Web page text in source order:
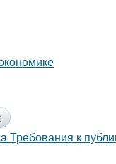
Требования к